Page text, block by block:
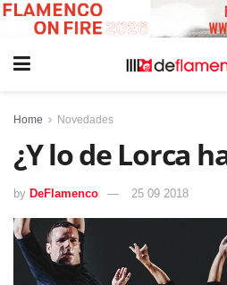
Home Novedades
¿Y lo de Lorca
by DeFlamenco 25 09 2018